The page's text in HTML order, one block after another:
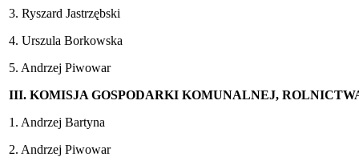
3. Ryszard Jastrzębski
4. Urszula Borkowska
5. Andrzej Piwowar
III. KOMISJA GOSPODARKI KOMUNALNEJ,
1. Andrzej Bartyna
2. Andrzej Piwowar